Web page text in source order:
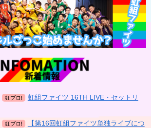
虹ブロ!
虹組ファイツ 16TH LIVE・セットリ
虹ブロ!
【第16回虹組ファイツ単独ライブにつ